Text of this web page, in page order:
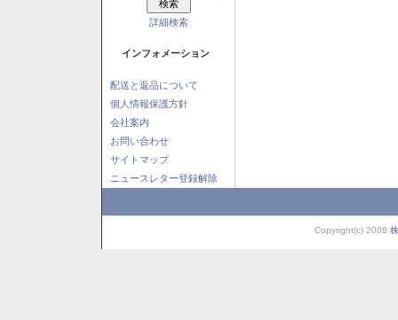
詳細検索
インフォメーション
配送と返品について
個人情報保護方針
会社案内
お問い合わせ
サイトマップ
ニュースレター登録解除
Copyright(c) 2008